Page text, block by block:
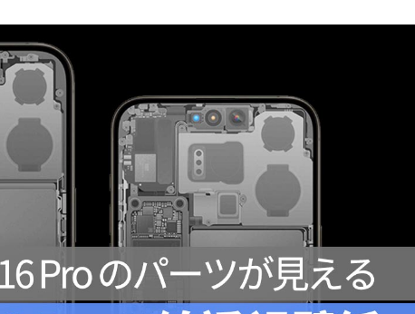
機
能
紹
介